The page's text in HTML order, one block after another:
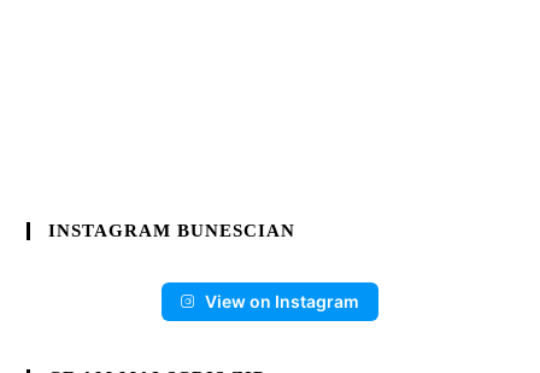
INSTAGRAM BUNESCIAN
View on Instagram